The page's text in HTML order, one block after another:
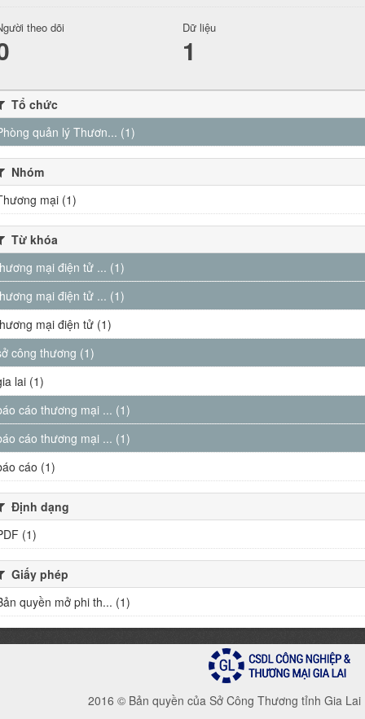
theo dõi Dữ liệu
1
Tổ chức
quản lý Thươn... (1)
Nhóm
mại (1)
Từ khóa
mại điện tử ... (1)
mại điện tử ... (1)
mại điện tử (1)
công thương (1)
lai (1)
cáo thương mại ... (1)
cáo thương mại ... (1)
cáo (1)
Định dạng
(1)
Giấy phép
quyền mở phi th... (1)
2016 © Bản quyền của Sở Công Thương tỉnh Gia Lai